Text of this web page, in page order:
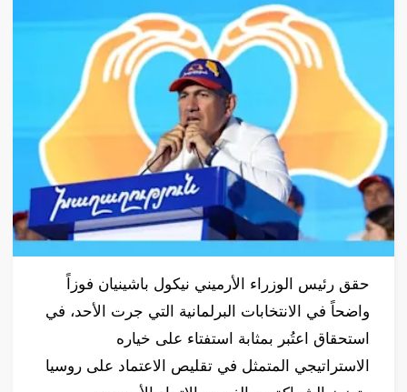
حقق رئيس الوزراء الأرميني نيكول باشينيان فوزاً
واضحاً في الانتخابات البرلمانية التي جرت الأحد، في
استحقاق اعتُبر بمثابة استفتاء على خياره
الاستراتيجي المتمثل في تقليص الاعتماد على روسيا